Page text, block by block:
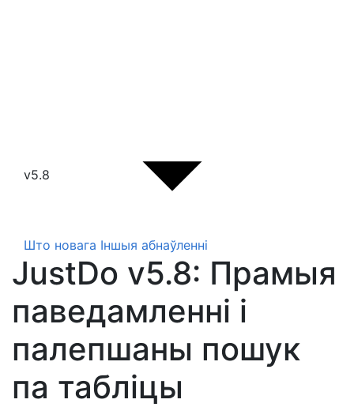
v5.8
Што новага Іншыя абнаўленні
JustDo v5.8: Прамыя
паведамленні і
палепшаны пошук
па табліцы